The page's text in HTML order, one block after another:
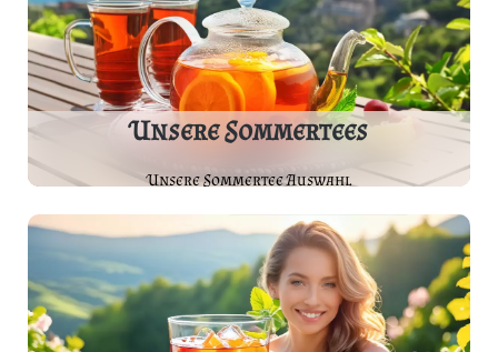
Unsere Sommertees
Unsere Sommertee Auswahl